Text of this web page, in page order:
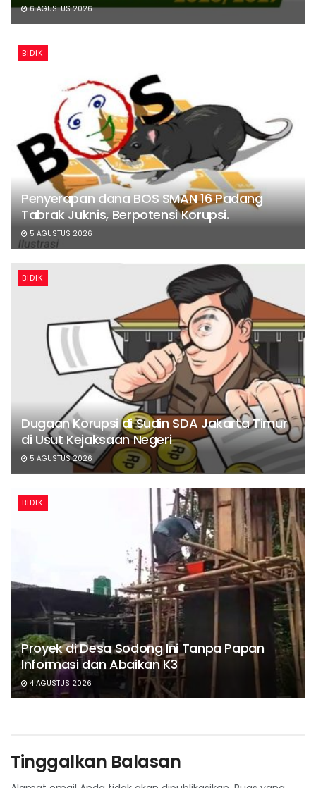
6 AGUSTUS 2026
BIDIK
Penyerapan dana BOS SMAN 16 Padang
Tabrak Juknis, Berpotensi Korupsi.
5 AGUSTUS 2026
BIDIK
Dugaan Korupsi di Sudin SDA Jakarta Timur
di Usut Kejaksaan Negeri
5 AGUSTUS 2026
BIDIK
Proyek di Desa Sodong Ini Tanpa Papan
Informasi dan Abaikan K3
4 AGUSTUS 2026
Tinggalkan Balasan